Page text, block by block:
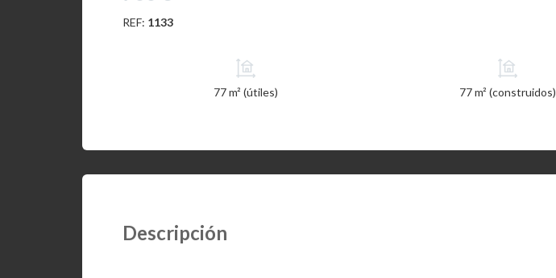
REF: 1133
77 m² (útiles) 77 m² (construidos)
Descripción